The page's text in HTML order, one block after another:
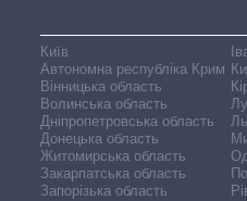
Київ
Автономна республіка Крим
Вінницька область
Волинська область
Дніпропетровська область
Донецька область
Житомирська область
Закарпатська область
Запорізька область